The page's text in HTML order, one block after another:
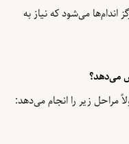
می‌شود که نیاز به
می‌دهد؟
زیر را انجام می‌دهد: